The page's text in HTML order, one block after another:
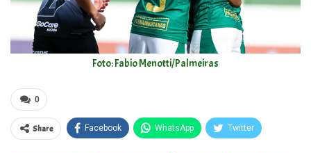
Foto: Fabio Menotti/Palmeiras
0
Share Facebook WhatsApp Twitter